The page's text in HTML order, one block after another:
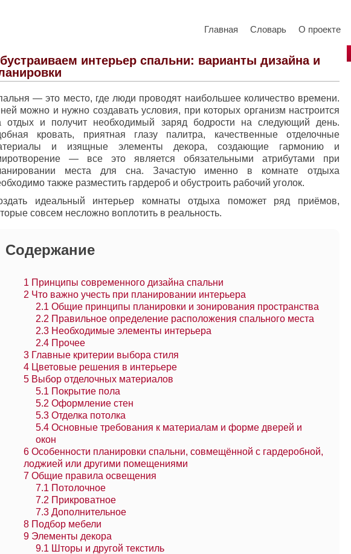
Главная Словарь О проекте
интерьер спальни: варианты дизайна и
— это место, где люди проводят наибольшее количество времени.
можно и нужно создавать условия, при которых организм настроится
отдых и получит необходимый заряд бодрости на следующий день.
кровать, приятная глазу палитра, качественные отделочные
и изящные элементы декора, создающие гармонию и
— все это является обязательными атрибутами при
места для сна. Зачастую именно в комнате отдыха
также разместить гардероб и обустроить рабочий уголок.
идеальный интерьер комнаты отдыха поможет ряд приёмов,
совсем несложно воплотить в реальность.
Содержание
1 Принципы современного дизайна спальни
2 Что важно учесть при планировании интерьера
2.1 Общие принципы планировки и зонирования пространства
2.2 Правильное определение расположения спального места
2.3 Необходимые элементы интерьера
2.4 Прочее
3 Главные критерии выбора стиля
4 Цветовые решения в интерьере
5 Выбор отделочных материалов
5.1 Покрытие пола
5.2 Оформление стен
5.3 Отделка потолка
5.4 Основные требования к материалам и форме дверей и
окон
6 Особенности планировки спальни, совмещённой с гардеробной,
лоджией или другими помещениями
7 Общие правила освещения
7.1 Потолочное
7.2 Прикроватное
7.3 Дополнительное
8 Подбор мебели
9 Элементы декора
9.1 Шторы и другой текстиль